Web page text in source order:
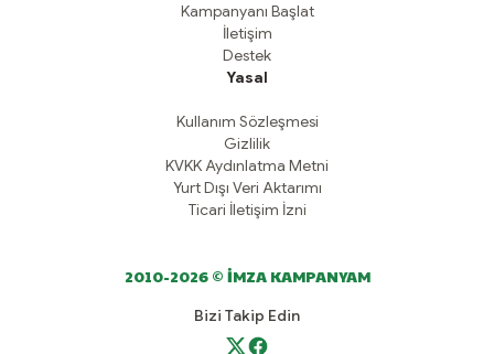
Kampanyanı Başlat
İletişim
Destek
Yasal
Kullanım Sözleşmesi
Gizlilik
KVKK Aydınlatma Metni
Yurt Dışı Veri Aktarımı
Ticari İletişim İzni
2010-2026 © İMZA KAMPANYAM
Bizi Takip Edin